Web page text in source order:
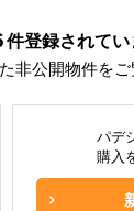
件登録されてい
非公開物件をご
パデ
購入